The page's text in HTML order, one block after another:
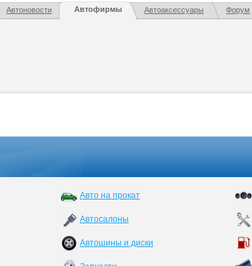
Автоновости Автофирмы Автоаксессуары Форум
Авто на прокат
Автосалоны
Автошины и диски